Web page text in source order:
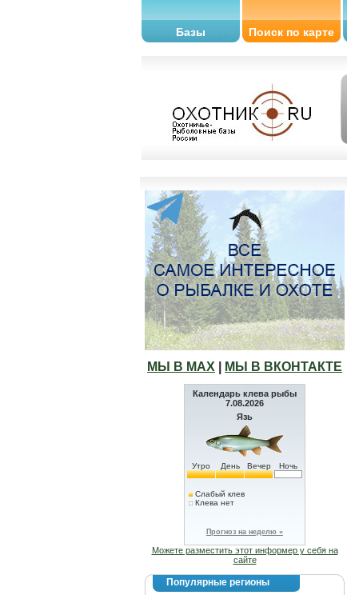
Базы Поиск по карте
МЫ В МАХ МЫ В ВКОНТАКТЕ
Календарь клева рыбы
7.08.2026
Язь
Утро День Вечер Ночь
Слабый клев
Клева нет
Прогноз на неделю »
Можете разместить этот информер у себя на
сайте
Популярные регионы